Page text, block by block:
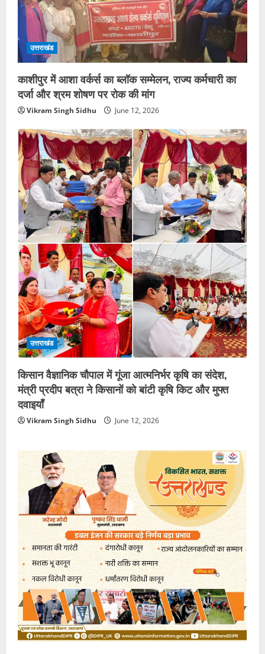
उत्तराखंड
काशीपुर में आशा वर्कर्स का ब्लॉक सम्मेलन, राज्य कर्मचारी का
दर्जा और श्रम शोषण पर रोक की मांग
Vikram Singh Sidhu June 12, 2026
उत्तराखंड
किसान वैज्ञानिक चौपाल में गूंजा आत्मनिर्भर कृषि का संदेश,
मंत्री प्रदीप बत्रा ने किसानों को बांटी कृषि किट और मुफ्त
दवाइयाँ
Vikram Singh Sidhu June 12, 2026